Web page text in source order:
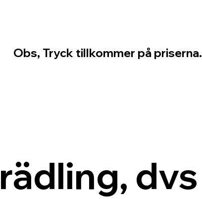
Obs, Tryck tillkommer på priserna.
dvs